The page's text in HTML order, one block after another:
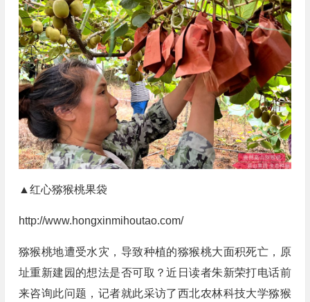
▲红心猕猴桃果袋
http://www.hongxinmihoutao.com/
猕猴桃地遭受水灾，导致种植的猕猴桃大面积死亡，原
址重新建园的想法是否可取？近日读者朱新荣打电话前
来咨询此问题，记者就此采访了西北农林科技大学猕猴